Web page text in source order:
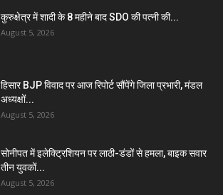
कुरुक्षेत्र में शादी के 8 महीने बाद SDO की पत्नी की...
August 5, 2026
हिसार BJP विवाद पर आज रिपोर्ट सौंपेंगे जिला प्रभारी, मंडल
अध्यक्षों...
August 5, 2026
सोनीपत में इलेक्ट्रिशियन पर लाठी-डंडों से हमला, बाइक सवार
तीन युवकों...
August 5, 2026